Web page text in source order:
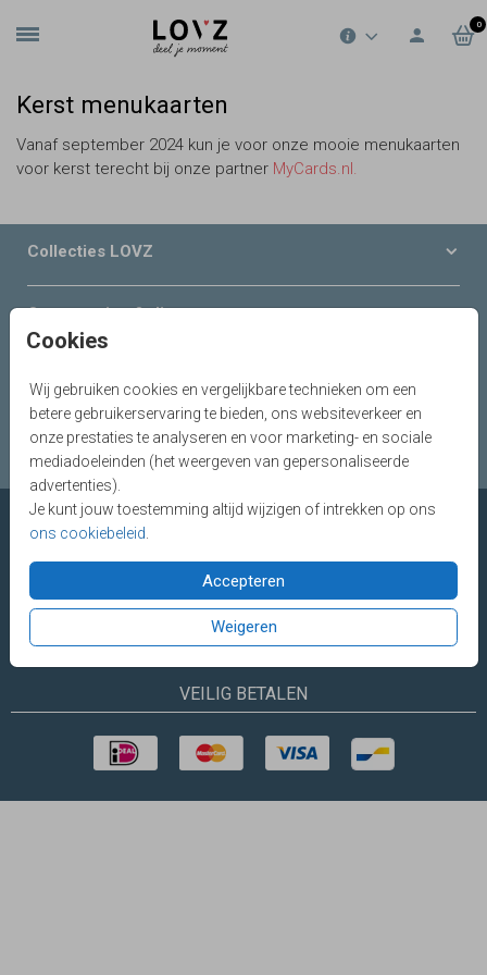
0
Cookies
Wij gebruiken cookies en vergelijkbare technieken om een
betere gebruikerservaring te bieden, ons websiteverkeer en
onze prestaties te analyseren en voor marketing- en sociale
mediadoeleinden (het weergeven van gepersonaliseerde
advertenties).
Je kunt jouw toestemming altijd wijzigen of intrekken op ons
ons cookiebeleid
Accepteren
Weigeren
Kerst menukaarten
Vanaf september 2024 kun je voor onze mooie menukaarten
voor kerst terecht bij onze partner MyCards.nl.
Collecties LOVZ
Onze service & diensten
Serviceteam
Made with Lovz © 2025 LOVZVragen? E-mailof bel085 - 401 04
(werkdagen tot 18.00 uur)
VEILIG BETALEN